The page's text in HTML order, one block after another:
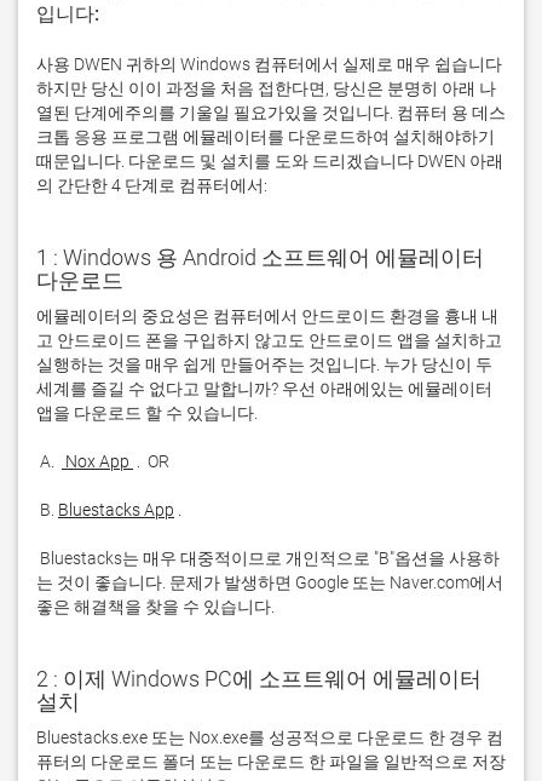
입니다:
사용 DWEN 귀하의 Windows 컴퓨터에서 실제로 매우 쉽습니다
하지만 당신 이이 과정을 처음 접한다면, 당신은 분명히 아래 나
열된 단계에주의를 기울일 필요가있을 것입니다. 컴퓨터 용 데스
크톱 응용 프로그램 에뮬레이터를 다운로드하여 설치해야하기
때문입니다. 다운로드 및 설치를 도와 드리겠습니다 DWEN 아래
의 간단한 4 단계로 컴퓨터에서:
1 : Windows 용 Android 소프트웨어 에뮬레이터
다운로드
에뮬레이터의 중요성은 컴퓨터에서 안드로이드 환경을 흉내 내
고 안드로이드 폰을 구입하지 않고도 안드로이드 앱을 설치하고
실행하는 것을 매우 쉽게 만들어주는 것입니다. 누가 당신이 두
세계를 즐길 수 없다고 말합니까? 우선 아래에있는 에뮬레이터
A. Nox App
B. Bluestacks App
는 것이 좋습니다. 문제가 발생하면 Google 또는 Naver.com에서
좋은 해결책을 찾을 수 있습니다.
2 : 이제 Windows PC에 소프트웨어 에뮬레이터
설치
Bluestacks.exe 또는 Nox.exe를 성공적으로 다운로드 한 경우 컴
퓨터의 다운로드 폴더 또는 다운로드 한 파일을 일반적으로 저장